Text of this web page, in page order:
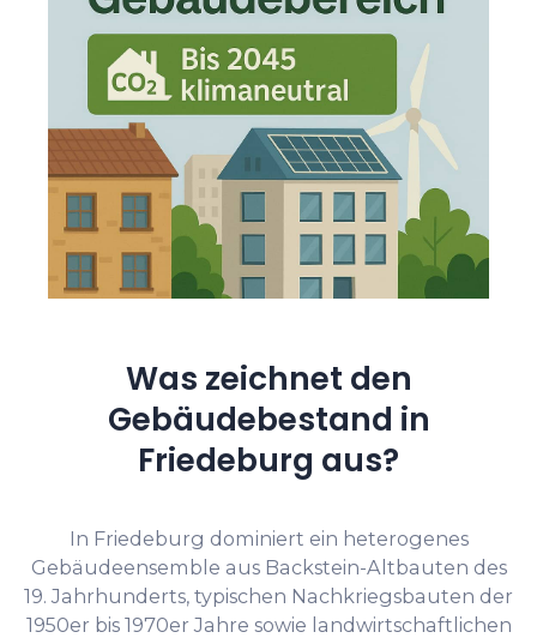
Was zeichnet den
Gebäudebestand in
Friedeburg aus?
In Friedeburg dominiert ein heterogenes
Gebäudeensemble aus Backstein-Altbauten des
19. Jahrhunderts, typischen Nachkriegsbauten der
1950er bis 1970er Jahre sowie landwirtschaftlichen